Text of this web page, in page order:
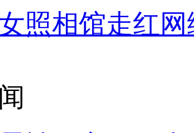
照相馆走红网